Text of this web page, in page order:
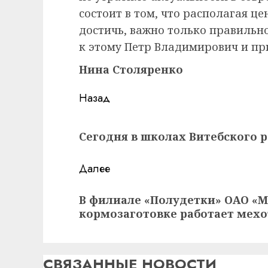
состоит в том, что располагая
достичь, важно только
к этому Петр Владимирович и
Нина Столяренко
Навигация
Назад
запись:
Сегодня в школах Витебского
Далее
запись:
В филиале «Полудетки» ОАО
кормозаготовке работает